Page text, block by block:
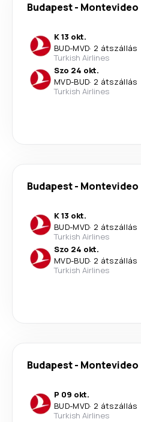
Budapest- Montevideo
K 13 okt.
BUD-MVD· 2 átszállás
Turkish Airlines
Szo 24 okt.
MVD-BUD· 2 átszállás
Turkish Airlines
Budapest- Montevideo
K 13 okt.
BUD-MVD· 2 átszállás
Turkish Airlines
Szo 24 okt.
MVD-BUD· 2 átszállás
Turkish Airlines
Budapest- Montevideo
P 09 okt.
BUD-MVD· 2 átszállás
Turkish Airlines